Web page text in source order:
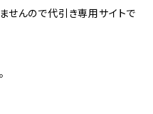
せんので代引き専用サイトで